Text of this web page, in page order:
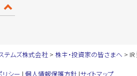
テムズ株式会社 > 株主・投資家の皆さまへ >
リシー | 個人情報保護方針|サイトマップ